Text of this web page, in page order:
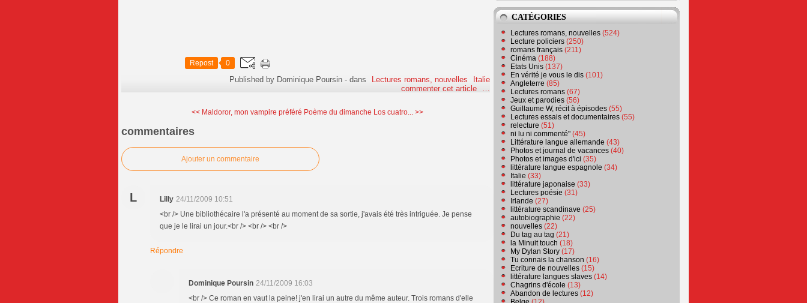
Repost 0
Published by Dominique Poursin -dans Lectures romans, nouvelles
Italie
commenter cet article
…
<< Maldoror, mon vampire préféré Poème du dimanche Los cuatro... >>
commentaires
Ajouter un commentaire
L Lilly 24/11/2009 10:51
<br /> Une bibliothécaire l'a présenté au moment de sa sortie, j'avais été très intriguée. Je pense
que je le lirai un jour.<br /> <br /> <br />
Répondre
Dominique Poursin 24/11/2009 16:03
<br /> Ce roman en vaut la peine! j'en lirai un autre du même auteur. Trois romans d'elle
CATÉGORIES
Lectures romans, nouvelles (524)
Lecture policiers (250)
romans français (211)
Cinéma (188)
Etats Unis (137)
En vérité je vous le dis (101)
Angleterre (85)
Lectures romans (67)
Jeux et parodies (56)
Guillaume W, récit à épisodes (55)
Lectures essais et documentaires (55)
relecture (51)
ni lu ni commenté" (45)
Littérature langue allemande (43)
Photos et journal de vacances (40)
Photos et images d'ici (35)
littérature langue espagnole (34)
Italie (33)
littérature japonaise (33)
Lectures poésie (31)
Irlande (27)
littérature scandinave (25)
autobiographie (22)
nouvelles (22)
Du tag au tag (21)
la Minuit touch (18)
My Dylan Story (17)
Tu connais la chanson (16)
Ecriture de nouvelles (15)
littérature langues slaves (14)
Chagrins d'école (13)
Abandon de lectures (12)